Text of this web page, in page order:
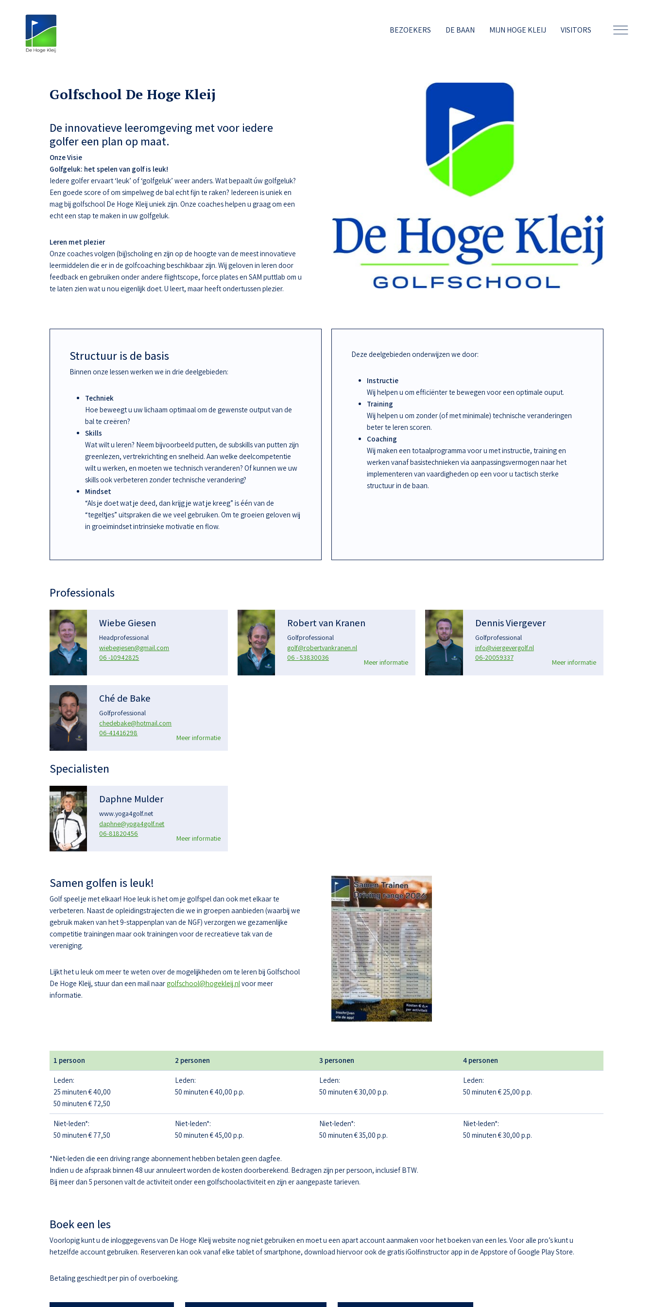
BEZOEKERS DE BAAN MIJN HOGE KLEIJ VISITORS
Golfschool De Hoge Kleij
De innovatieve leeromgeving met voor iedere
golfer een plan op maat.
Onze Visie
Golfgeluk: het spelen van golf is leuk!
Iedere golfer ervaart ‘leuk’ of ‘golfgeluk’ weer anders. Wat bepaalt úw golfgeluk?
Een goede score of om simpelweg de bal echt fijn te raken? Iedereen is uniek en
mag bij golfschool De Hoge Kleij uniek zijn. Onze coaches helpen u graag om een
echt een stap te maken in uw golfgeluk.
Leren met plezier
Onze coaches volgen (bij)scholing en zijn op de hoogte van de meest innovatieve
leermiddelen die er in de golfcoaching beschikbaar zijn. Wij geloven in leren door
feedback en gebruiken onder andere flightscope, force plates en SAM puttlab om u
te laten zien wat u nou eigenlijk doet. U leert, maar heeft ondertussen plezier.
Structuur is de basis
Binnen onze lessen werken we in drie deelgebieden:
Techniek
Hoe beweegt u uw lichaam optimaal om de gewenste output van de
bal te creëren?
Skills
Wat wilt u leren? Neem bijvoorbeeld putten, de subskills van putten zijn
greenlezen, vertrekrichting en snelheid. Aan welke deelcompetentie
wilt u werken, en moeten we technisch veranderen? Of kunnen we uw
skills ook verbeteren zonder technische verandering?
Mindset
“Als je doet wat je deed, dan krijg je wat je kreeg” is één van de
“tegeltjes” uitspraken die we veel gebruiken. Om te groeien geloven wij
in groeimindset intrinsieke motivatie en flow.
Deze deelgebieden onderwijzen we door:
Instructie
Wij helpen u om efficiënter te bewegen voor een optimale ouput.
Training
Wij helpen u om zonder (of met minimale) technische veranderingen
beter te leren scoren.
Coaching
Wij maken een totaalprogramma voor u met instructie, training en
werken vanaf basistechnieken via aanpassingsvermogen naar het
implementeren van vaardigheden op een voor u tactisch sterke
structuur in de baan.
Professionals
Wiebe Giesen
Headprofessional
wiebegiesen@gmail.com
06 -10942825
Robert van Kranen
Golfprofessional
golf@robertvankranen.nl
06 - 53830036
Meer informatie
Dennis Viergever
Golfprofessional
info@viergevergolf.nl
06-20059337
Meer informatie
Ché de Bake
Golfprofessional
chedebake@hotmail.com
06-41416298
Meer informatie
Specialisten
Daphne Mulder
www.yoga4golf.net
daphne@yoga4golf.net
06-81820456
Meer informatie
Samen golfen is leuk!
Golf speel je met elkaar! Hoe leuk is het om je golfspel dan ook met elkaar te
verbeteren. Naast de opleidingstrajecten die we in groepen aanbieden (waarbij we
gebruik maken van het 9-stappenplan van de NGF) verzorgen we gezamenlijke
competitie trainingen maar ook trainingen voor de recreatieve tak van de
vereniging.
Lijkt het u leuk om meer te weten over de mogelijkheden om te leren bij Golfschool
De Hoge Kleij, stuur dan een mail naargolfschool@hogekleij.nlvoor meer
informatie.
1 persoon 2 personen 3 personen 4 personen
Leden:
25 minuten € 40,00
50 minuten € 72,50
Leden:
50 minuten € 40,00 p.p.
Leden:
50 minuten € 30,00 p.p.
Leden:
50 minuten € 25,00 p.p.
Niet-leden*:
50 minuten € 77,50
Niet-leden*:
50 minuten € 45,00 p.p.
Niet-leden*:
50 minuten € 35,00 p.p.
Niet-leden*:
50 minuten € 30,00 p.p.
*Niet-leden die een driving range abonnement hebben betalen geen dagfee.
Indien u de afspraak binnen 48 uur annuleert worden de kosten doorberekend. Bedragen zijn per persoon, inclusief BTW.
Bij meer dan 5 personen valt de activiteit onder een golfschoolactiviteit en zijn er aangepaste tarieven.
Boek een les
Voorlopig kunt u de inloggegevens van De Hoge Kleij website nog niet gebruiken en moet u een apart account aanmaken voor het boeken van een les. Voor alle pro’s kunt u
hetzelfde account gebruiken. Reserveren kan ook vanaf elke tablet of smartphone, download hiervoor ook de gratis iGolfinstructor app in de Appstore of Google Play Store.
Betaling geschiedt per pin of overboeking.